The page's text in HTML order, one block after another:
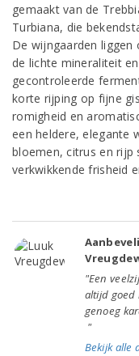
gemaakt van de
Turbiana, die
De wijngaarden
de lichte mineraliteit
gecontroleerde
korte rijping op fijne
romigheid en
een heldere, elegante
bloemen, citrus en rijp
verkwikkende frisheid
"Een
altijd goed
genoeg
"
Bekijk alle